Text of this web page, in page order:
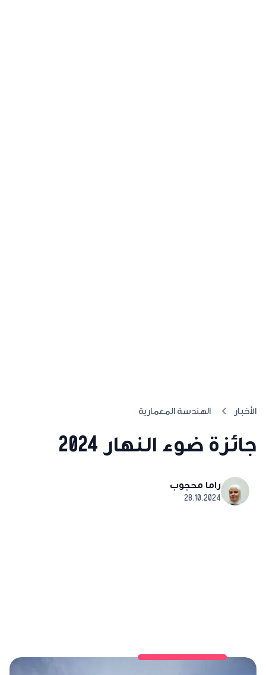
الأخبار الهندسة المعمارية
جائزة ضوء النهار 2024
راما محجوب
28.10.2024